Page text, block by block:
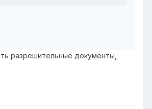
разрешительные документы,